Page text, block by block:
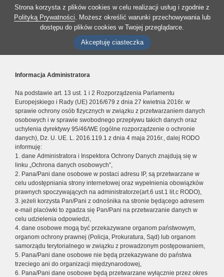
Strona korzysta z plików cookies w celu realizacji usług i zgodnie z
Polityką Prywatności. Możesz określić warunki przechowywania lub
dostępu do plików cookies w Twojej przeglądarce.
Akceptuję ciasteczka
Informacja Administratora
Na podstawie art. 13 ust. 1 i 2 Rozporządzenia Parlamentu
Europejskiego i Rady (UE) 2016/679 z dnia 27 kwietnia 2016r. w
sprawie ochrony osób fizycznych w związku z przetwarzaniem danych
osobowych i w sprawie swobodnego przepływu takich danych oraz
uchylenia dyrektywy 95/46/WE (ogólne rozporządzenie o ochronie
danych), Dz. U. UE. L. 2016.119.1 z dnia 4 maja 2016r., dalej RODO
informuję:
1. dane Administratora i Inspektora Ochrony Danych znajdują się w
linku „Ochrona danych osobowych”,
2. Pana/Pani dane osobowe w postaci adresu IP, są przetwarzane w
celu udostępniania strony internetowej oraz wypełnienia obowiązków
prawnych spoczywających na administratorze(art.6 ust.1 lit.c RODO),
3. jeżeli korzysta Pan/Pani z odnośnika na stronie będącego adresem
e-mail placówki to zgadza się Pan/Pani na przetwarzanie danych w
celu udzielenia odpowiedzi,
4. dane osobowe mogą być przekazywane organom państwowym,
organom ochrony prawnej (Policja, Prokuratura, Sąd) lub organom
samorządu terytorialnego w związku z prowadzonym postępowaniem,
5. Pana/Pani dane osobowe nie będą przekazywane do państwa
trzeciego ani do organizacji międzynarodowej,
6. Pana/Pani dane osobowe będą przetwarzane wyłącznie przez okres